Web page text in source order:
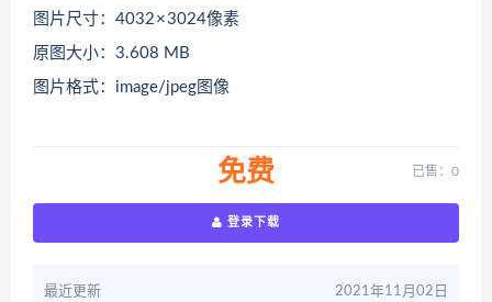
图片尺寸：4032 × 3024像素
原图大小：3.608 MB
图片格式：image/jpeg图像
免费 已售：0
登录下载
最近更新 2021年11月02日